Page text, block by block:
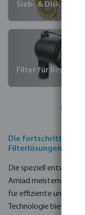
Sieb- & Disk
Filter für
Die
Filterlösungen von
Die speziell
Amiad meistern die
für effiziente und
Technologie bieten